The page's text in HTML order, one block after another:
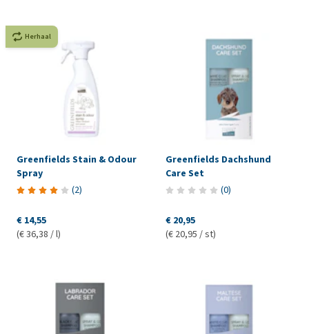
Herhaal
Greenfields Stain & Odour
Spray
(2)
€ 14,55
(€ 36,38 / l)
Greenfields Dachshund
Care Set
(0)
€ 20,95
(€ 20,95 / st)